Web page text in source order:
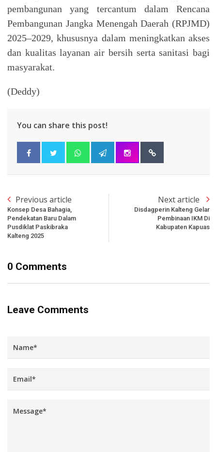
pembangunan yang tercantum dalam Rencana
Pembangunan Jangka Menengah Daerah (RPJMD)
2025–2029, khususnya dalam meningkatkan akses
dan kualitas layanan air bersih serta sanitasi bagi
masyarakat.
(Deddy)
You can share this post!
Previous article
Konsep Desa Bahagia,
Pendekatan Baru Dalam
Pusdiklat Paskibraka
Kalteng 2025
Next article
Disdagperin Kalteng Gelar
Pembinaan IKM Di
Kabupaten Kapuas
0 Comments
Leave Comments